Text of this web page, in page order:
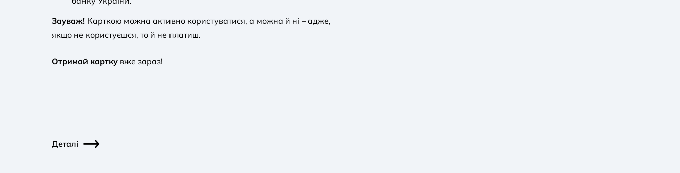
Зауваж! Карткою можна активно користуватися, а можна й ні – адже,
якщо не користуєшся, то й не платиш.
Отримай картку вже зараз!
Деталі